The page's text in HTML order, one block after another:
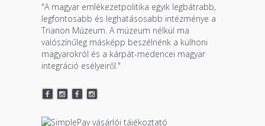
"A magyar emlékezetpolitika egyik legbátrabb,
legfontosabb és leghatásosabb intézménye a
Trianon Múzeum. A múzeum nélkül ma
valószínűleg másképp beszélnénk a külhoni
magyarokról és a kárpát-medencei magyar
integráció esélyeiről."